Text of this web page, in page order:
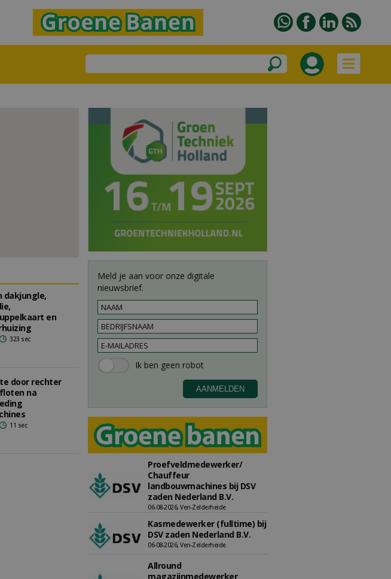
dakjungle,
en
323 sec
door rechter
na
11 sec
Meld je aan voor onze digitale
nieuwsbrief.
Proefveldmedewerker/
Chauffeur
landbouwmachines bij DSV
zaden Nederland B.V.
06-08-2026, Ven-Zelderheide
Kasmedewerker (fulltime) bij
DSV zaden Nederland B.V.
06-08-2026, Ven-Zelderheide
Allround
magazijnmedewerker